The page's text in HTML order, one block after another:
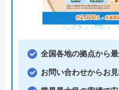
全国各地の拠点から
お問い合わせからお